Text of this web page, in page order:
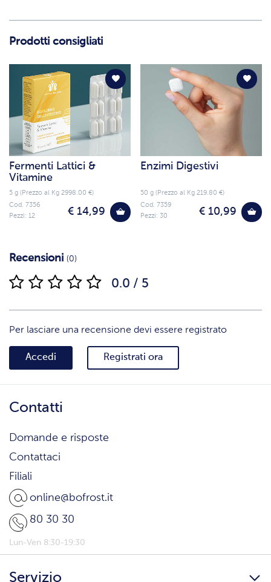
Prodotti consigliati
Fermenti Lattici &
Vitamine
5 g (Prezzo al Kg 2998.00 €)
€ 14,99
Cod. 7356
Pezzi: 12
Enzimi Digestivi
50 g (Prezzo al Kg 219.80 €)
€ 10,99
Cod. 7359
Pezzi: 30
Recensioni (0)
0.0 / 5
Per lasciare una recensione devi essere registrato
Accedi Registrati ora
Contatti
Domande e risposte
Contattaci
Filiali
online@bofrost.it
80 30 30
Lun-Ven 8:30-19:30
Servizio